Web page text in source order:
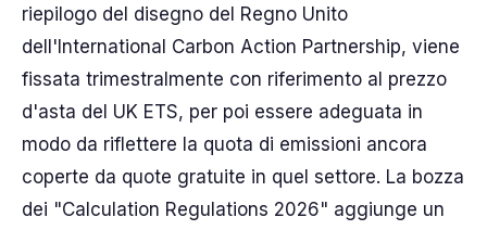
riepilogo del disegno del Regno Unito
dell'International Carbon Action Partnership, viene
fissata trimestralmente con riferimento al prezzo
d'asta del UK ETS, per poi essere adeguata in
modo da riflettere la quota di emissioni ancora
coperte da quote gratuite in quel settore. La bozza
dei "Calculation Regulations 2026" aggiunge un